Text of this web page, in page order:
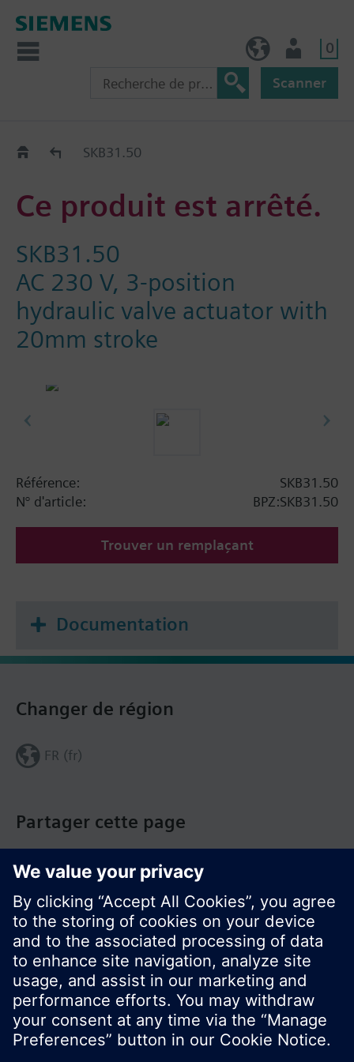
0
Scanner
Old2NewSKB31.50
Ce produit est arrêté.
SKB31.50
AC 230 V, 3-position
hydraulic valve actuator with
20mm stroke
Référence:
SKB31.50
N° d'article:
BPZ:SKB31.50
Trouver un remplaçant
Documentation
Partager cette page
Changer de région
FR (fr)
© Siemens Switzerland Ltd. Building Technologies
Group - 2016